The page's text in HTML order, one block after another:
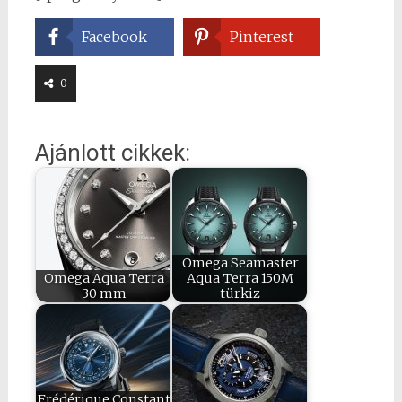
Facebook Pinterest
0
Ajánlott cikkek:
Omega Aqua Terra
30 mm
Omega Seamaster
Aqua Terra 150M
türkiz